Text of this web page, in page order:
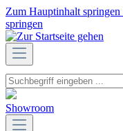
Zum Hauptinhalt springen
springen
Showroom